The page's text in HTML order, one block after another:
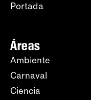
Portada
Áreas
Ambiente
Carnaval
Ciencia